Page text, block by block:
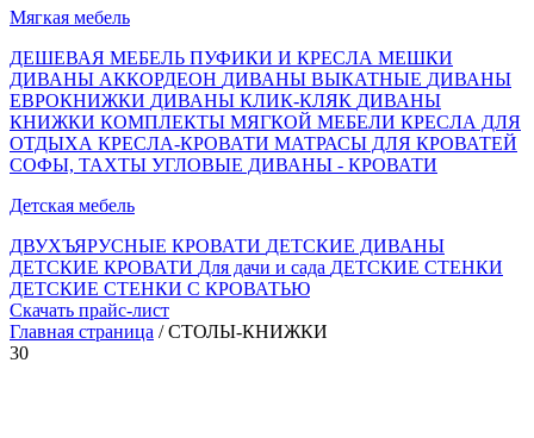
Мягкая мебель
ДЕШЕВАЯ МЕБЕЛЬ ПУФИКИ И КРЕСЛА МЕШКИ
ДИВАНЫ АККОРДЕОН ДИВАНЫ ВЫКАТНЫЕ ДИВАНЫ
ЕВРОКНИЖКИ ДИВАНЫ КЛИК-КЛЯК ДИВАНЫ
КНИЖКИ КОМПЛЕКТЫ МЯГКОЙ МЕБЕЛИ КРЕСЛА ДЛЯ
ОТДЫХА КРЕСЛА-КРОВАТИ МАТРАСЫ ДЛЯ КРОВАТЕЙ
СОФЫ, ТАХТЫ УГЛОВЫЕ ДИВАНЫ - КРОВАТИ
Детская мебель
ДВУХЪЯРУСНЫЕ КРОВАТИ ДЕТСКИЕ ДИВАНЫ
ДЕТСКИЕ КРОВАТИ Для дачи и сада ДЕТСКИЕ СТЕНКИ
ДЕТСКИЕ СТЕНКИ С КРОВАТЬЮ
Скачать прайс-лист
Главная страница / СТОЛЫ-КНИЖКИ
30